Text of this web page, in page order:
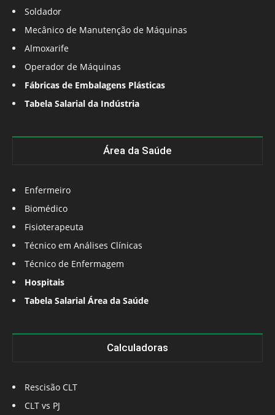
Soldador
Mecânico de Manutenção de Máquinas
Almoxarife
Operador de Máquinas
Fábricas de Embalagens Plásticas
Tabela Salarial da Indústria
Área da Saúde
Enfermeiro
Biomédico
Fisioterapeuta
Técnico em Análises Clínicas
Técnico de Enfermagem
Hospitais
Tabela Salarial Área da Saúde
Calculadoras
Rescisão CLT
CLT vs PJ